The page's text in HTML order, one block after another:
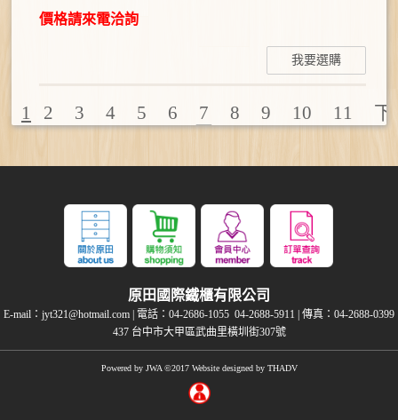
價格請來電洽詢
我要選購
1 2 3 4 5 6 7 8 9 10 11
下
一頁
原田國際鐵櫃有限公司
E-mail： jyt321@hotmail.com | 電話： 04-2686-1055 04-2688-5911 | 傳真：04-2688-0399
437 台中市大甲區武曲里橫圳街307號
Powered by JWA©2017 Website designed by THADV